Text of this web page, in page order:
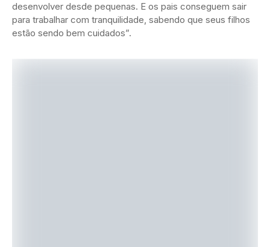
desenvolver desde pequenas. E os pais conseguem sair
para trabalhar com tranquilidade, sabendo que seus filhos
estão sendo bem cuidados”.